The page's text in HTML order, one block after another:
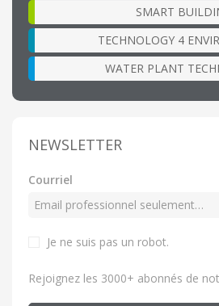
SMART
TECHNOLOGY 4
WATER PLANT
NEWSLETTER
Courriel
Je ne suis pas un robot.
Rejoignez les 3000+ abonnés de